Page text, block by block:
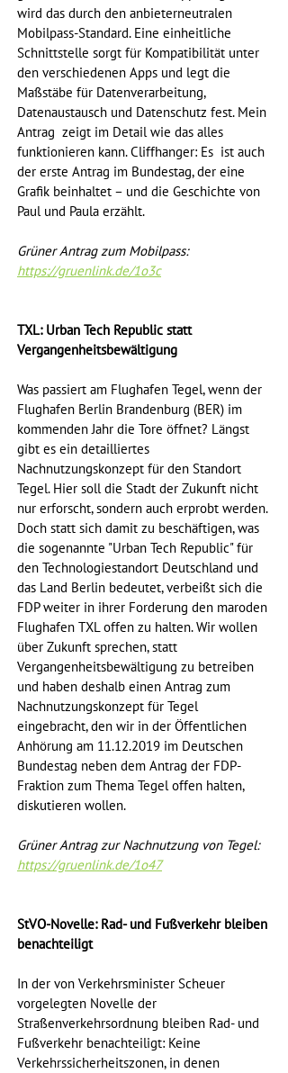
wird das durch den anbieterneutralen
Mobilpass-Standard. Eine einheitliche
Schnittstelle sorgt für Kompatibilität unter
den verschiedenen Apps und legt die
Maßstäbe für Datenverarbeitung,
Datenaustausch und Datenschutz fest. Mein
Antrag  zeigt im Detail wie das alles
funktionieren kann. Cliffhanger: Es  ist auch
der erste Antrag im Bundestag, der eine
Grafik beinhaltet – und die Geschichte von
Paul und Paula erzählt.
Grüner Antrag zum Mobilpass:
https://gruenlink.de/1o3c
TXL: Urban Tech Republic statt
Vergangenheitsbewältigung
Was passiert am Flughafen Tegel, wenn der
Flughafen Berlin Brandenburg (BER) im
kommenden Jahr die Tore öffnet? Längst
gibt es ein detailliertes
Nachnutzungskonzept für den Standort
Tegel. Hier soll die Stadt der Zukunft nicht
nur erforscht, sondern auch erprobt werden.
Doch statt sich damit zu beschäftigen, was
die sogenannte "Urban Tech Republic" für
den Technologiestandort Deutschland und
das Land Berlin bedeutet, verbeißt sich die
FDP weiter in ihrer Forderung den maroden
Flughafen TXL offen zu halten. Wir wollen
über Zukunft sprechen, statt
Vergangenheitsbewältigung zu betreiben
und haben deshalb einen Antrag zum
Nachnutzungskonzept für Tegel
eingebracht, den wir in der Öffentlichen
Anhörung am 11.12.2019 im Deutschen
Bundestag neben dem Antrag der FDP-
Fraktion zum Thema Tegel offen halten,
diskutieren wollen.
Grüner Antrag zur Nachnutzung von Tegel:
https://gruenlink.de/1o47
StVO-Novelle: Rad- und Fußverkehr bleiben
benachteiligt
In der von Verkehrsminister Scheuer
vorgelegten Novelle der
Straßenverkehrsordnung bleiben Rad- und
Fußverkehr benachteiligt: Keine
Verkehrssicherheitszonen, in denen